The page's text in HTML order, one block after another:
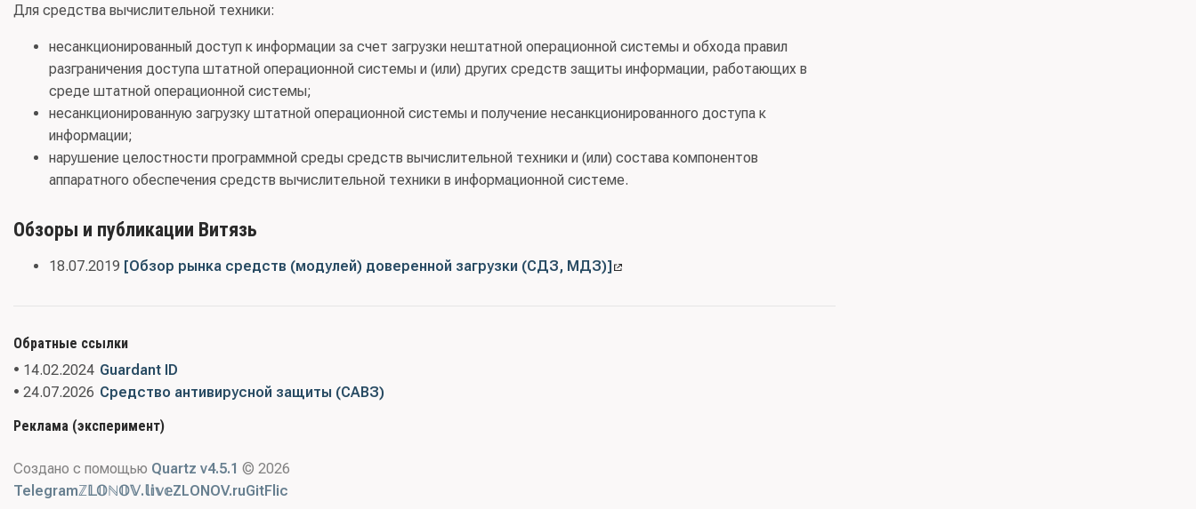
Для средства вычислительной техники:
несанкционированный доступ к информации за счет загрузки нештатной операционной системы и обхода правил
разграничения доступа штатной операционной системы и (или) других средств защиты информации, работающих в
среде штатной операционной системы;
несанкционированную загрузку штатной операционной системы и получение несанкционированного доступа к
информации;
нарушение целостности программной среды средств вычислительной техники и (или) состава компонентов
аппаратного обеспечения средств вычислительной техники в информационной системе.
Обзоры и публикации Витязь
18.07.2019 [Обзор рынка средств (модулей) доверенной загрузки (СДЗ, МДЗ)]
Обратные ссылки
• 14.02.2024 Guardant ID
• 24.07.2026 Средство антивирусной защиты (САВЗ)
Реклама (эксперимент)
Создано с помощью Quartz v4.5.1 © 2026
Telegramℤ𝕃𝕆ℕ𝕆𝕍.𝕝𝕚𝕧𝕖ZLONOV.ruGitFlic